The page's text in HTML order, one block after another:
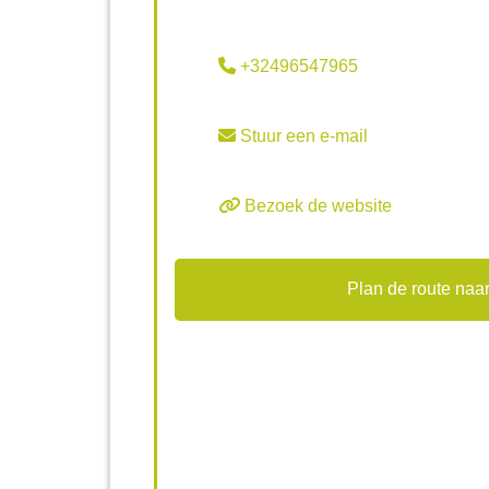
+32496547965
Stuur een e-mail
Bezoek de website
Plan de route